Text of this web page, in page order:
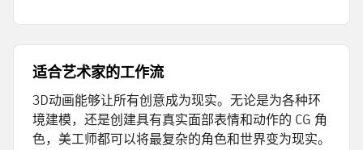
适合艺术家的工作流
3D动画能够让所有创意成为现实。无论是为各种环
境建模，还是创建具有真实面部表情和动作的 CG 角
色，美工师都可以将最复杂的角色和世界变为现实。